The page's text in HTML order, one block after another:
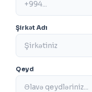
Şirkət Adı
Qeyd